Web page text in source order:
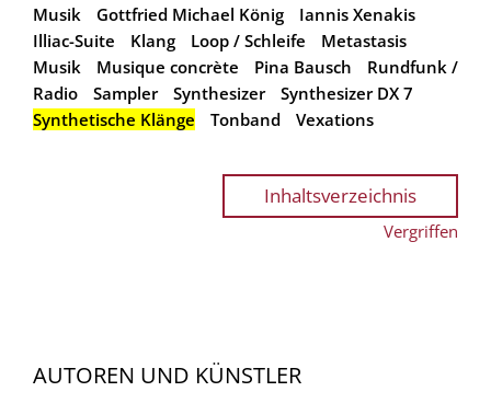
Musik
Gottfried Michael König
Iannis Xenakis
Illiac-Suite
Klang Loop / Schleife
Metastasis
Musik
Musique concrète Pina Bausch
Rundfunk /
Radio
Sampler Synthesizer
Synthesizer DX 7
Synthetische Klänge
Tonband Vexations
Inhaltsverzeichnis
Vergriffen
AUTOREN UND KÜNSTLER